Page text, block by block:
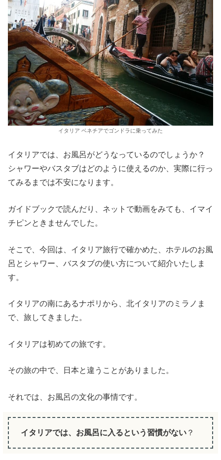
イタリア ベネチアでゴンドラに乗ってみた
イタリアでは、お風呂がどうなっているのでしょうか？
シャワーやバスタブはどのように使えるのか、実際に行っ
てみるまでは不安になります。
ガイドブックで読んだり、ネットで動画をみても、イマイ
チピンときませんでした。
そこで、今回は、イタリア旅行で確かめた、ホテルのお風
呂とシャワー、バスタブの使い方について紹介いたしま
す。
イタリアの南にあるナポリから、北イタリアのミラノま
で、旅してきました。
イタリアは初めての旅です。
その旅の中で、日本と違うことがありました。
それでは、お風呂の文化の事情です。
イタリアでは、お風呂に入るという習慣がない ？